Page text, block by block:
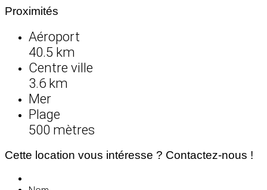
Proximités
Aéroport
40.5 km
Centre ville
3.6 km
Mer
Plage
500 mètres
Cette location vous intéresse ? Contactez-nous !